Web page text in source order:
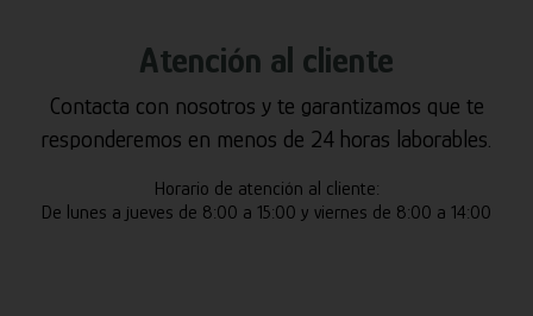
Atención al cliente
Contacta con nosotros y te garantizamos que te
responderemos en menos de 24 horas laborables.
Horario de atención al cliente:
De lunes a jueves de 8:00 a 15:00 y viernes de 8:00 a 14:00